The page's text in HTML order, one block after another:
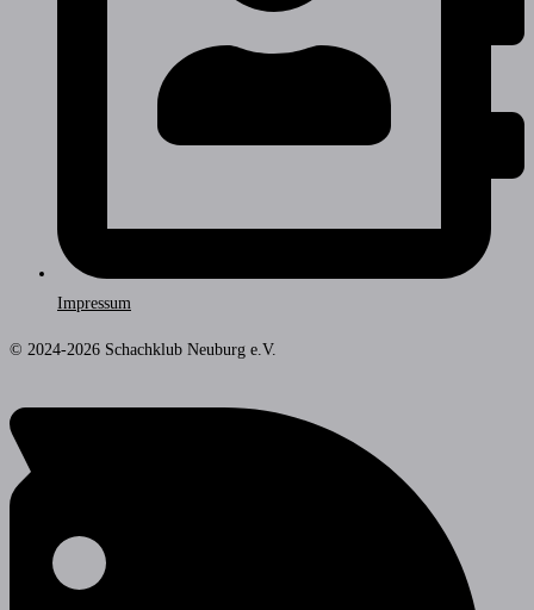
Impressum
© 2024-2026 Schachklub Neuburg e.V.